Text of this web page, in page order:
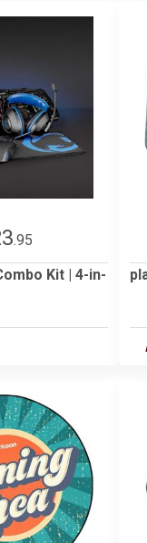
.95
Kit | 4-in-